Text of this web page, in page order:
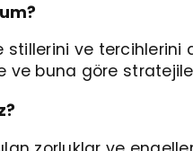
stillerini ve
ve buna göre